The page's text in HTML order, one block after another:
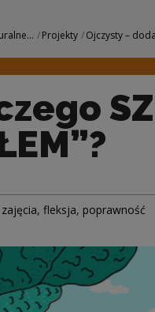
a
Projekty Ojczysty –
zajęcia, fleksja, poprawność